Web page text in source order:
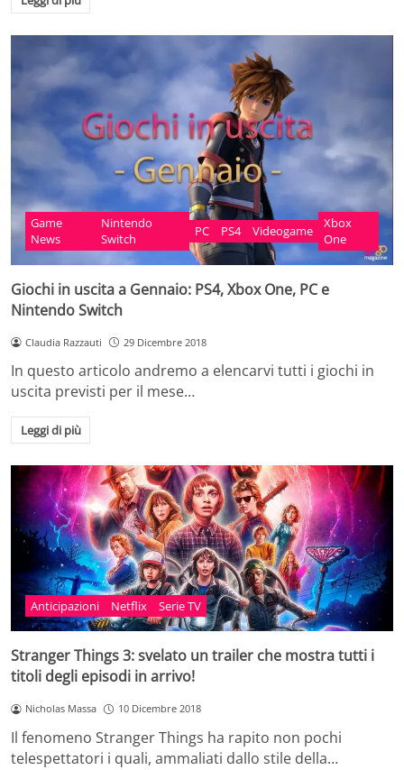
Game
News
Nintendo
Switch
PC PS4 Videogame
Xbox
One
Giochi in uscita a Gennaio: PS4, Xbox One, PC e
Nintendo Switch
Claudia Razzauti 29 Dicembre 2018
In questo articolo andremo a elencarvi tutti i giochi in
uscita previsti per il mese…
Leggi di più
Anticipazioni Netflix Serie TV
Stranger Things 3: svelato un trailer che mostra tutti i
titoli degli episodi in arrivo!
Nicholas Massa 10 Dicembre 2018
Il fenomeno Stranger Things ha rapito non pochi
telespettatori i quali, ammaliati dallo stile della…